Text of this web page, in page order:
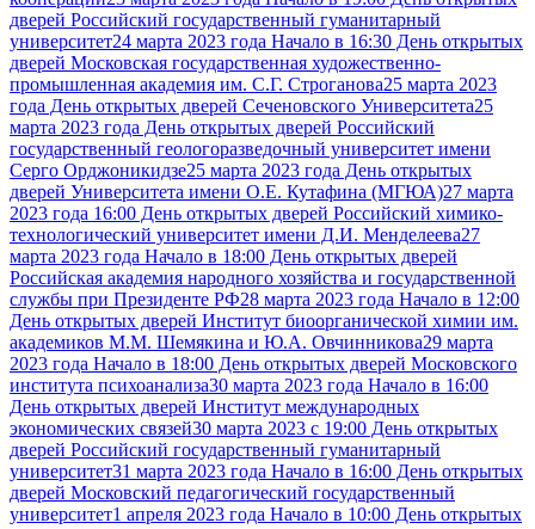
дверей Российский государственный гуманитарный
университет24 марта 2023 года Начало в 16:30 День открытых
дверей Московская государственная художественно-
промышленная академия им. С.Г. Строганова25 марта 2023
года День открытых дверей Сеченовского Университета25
марта 2023 года День открытых дверей Российский
государственный геологоразведочный университет имени
Серго Орджоникидзе25 марта 2023 года День открытых
дверей Университета имени О.Е. Кутафина (МГЮА)27 марта
2023 года 16:00 День открытых дверей Российский химико-
технологический университет имени Д.И. Менделеева27
марта 2023 года Начало в 18:00 День открытых дверей
Российская академия народного хозяйства и государственной
службы при Президенте РФ28 марта 2023 года Начало в 12:00
День открытых дверей Институт биоорганической химии им.
академиков М.М. Шемякина и Ю.А. Овчинникова29 марта
2023 года Начало в 18:00 День открытых дверей Московского
института психоанализа30 марта 2023 года Начало в 16:00
День открытых дверей Институт международных
экономических связей30 марта 2023 с 19:00 День открытых
дверей Российский государственный гуманитарный
университет31 марта 2023 года Начало в 16:00 День открытых
дверей Московский педагогический государственный
университет1 апреля 2023 года Начало в 10:00 День открытых